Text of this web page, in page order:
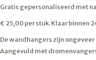
Gratis gepersonaliseerd met
€ 25,00 per stuk. Klaar binnen
De wandhangers zijn
Aangevuld met